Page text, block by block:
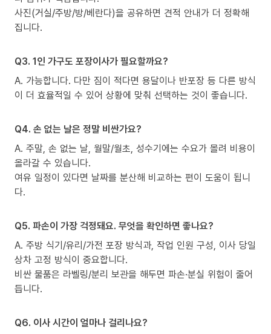
사진(거실/주방/방/베란다)을 공유하면 견적 안내가 더 정확해
집니다.
Q3. 1인 가구도 포장이사가 필요할까요?
A. 가능합니다. 다만 짐이 적다면 용달이나 반포장 등 다른 방식
이 더 효율적일 수 있어 상황에 맞춰 선택하는 것이 좋습니다.
Q4. 손 없는 날은 정말 비싼가요?
A. 주말, 손 없는 날, 월말/월초, 성수기에는 수요가 몰려 비용이
올라갈 수 있습니다.
여유 일정이 있다면 날짜를 분산해 비교하는 편이 도움이 됩니
다.
Q5. 파손이 가장 걱정돼요. 무엇을 확인하면 좋나요?
A. 주방 식기/유리/가전 포장 방식과, 작업 인원 구성, 이사 당일
상차 고정 방식이 중요합니다.
비싼 물품은 라벨링/분리 보관을 해두면 파손·분실 위험이 줄어
듭니다.
Q6. 이사 시간이 얼마나 걸리나요?